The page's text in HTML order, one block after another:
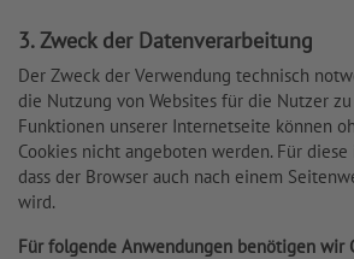
3. Zweck der Datenverarbeitung
Der Zweck der Verwendung technisch
die Nutzung von Websites für die Nutzer
Funktionen unserer Internetseite können
Cookies nicht angeboten werden. Für
dass der Browser auch nach einem
wird.
Für folgende Anwendungen benötigen wir